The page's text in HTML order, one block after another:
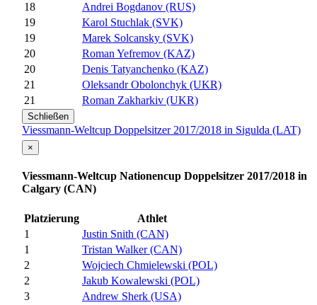
18
Andrei Bogdanov (RUS)
19
Karol Stuchlak (SVK)
19
Marek Solcansky (SVK)
20
Roman Yefremov (KAZ)
20
Denis Tatyanchenko (KAZ)
21
Oleksandr Obolonchyk (UKR)
21
Roman Zakharkiv (UKR)
Schließen
Viessmann-Weltcup Doppelsitzer 2017/2018 in Sigulda (LAT)
×
Viessmann-Weltcup Nationencup Doppelsitzer 2017/2018 in
Calgary (CAN)
Platzierung
Athlet
1
Justin Snith (CAN)
1
Tristan Walker (CAN)
2
Wojciech Chmielewski (POL)
2
Jakub Kowalewski (POL)
3
Andrew Sherk (USA)